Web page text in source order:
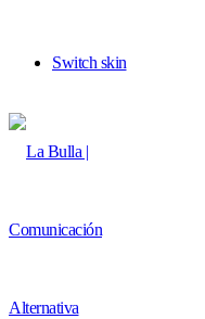
Switch skin